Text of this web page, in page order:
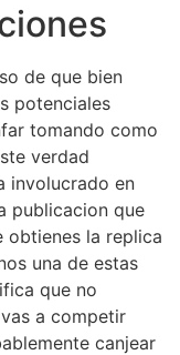
de que bien
potenciales
tomando como
verdad
involucrado en
publicacion que
obtienes la replica
una de estas
que no
a competir
canjear